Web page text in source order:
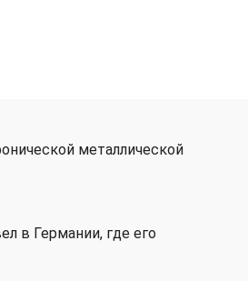
металлической
в Германии, где его